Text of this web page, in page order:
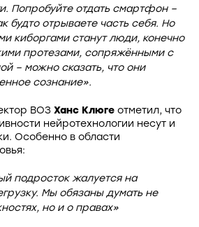
Попробуйте отдать смартфон –
будто отрываете часть себя. Но
киборгами станут люди, конечно
протезами, сопряжёнными с
– можно сказать, что они
сознание».
ВОЗ Ханс Клюге отметил, что
нейротехнологии несут и
Особенно в области
подросток жалуется на
Мы обязаны думать не
но и о правах»